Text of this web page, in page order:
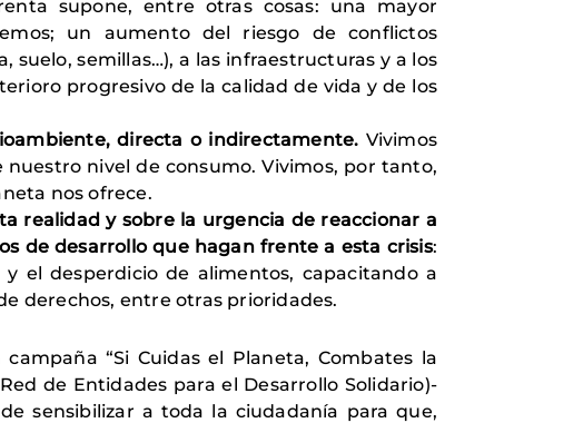
supone, entre otras cosas: una mayor
un aumento del riesgo de conflictos
suelo, semillas…), a las infraestructuras y a los
progresivo de la calidad de vida y de los
directa o indirectamente. Vivimos
nivel de consumo. Vivimos, por tanto,
nos ofrece.
realidad y sobre la urgencia de reaccionar a
de desarrollo que hagan frente a esta crisis:
el desperdicio de alimentos, capacitando a
derechos, entre otras prioridades.
“Si Cuidas el Planeta, Combates la
de Entidades para el Desarrollo Solidario)-
sensibilizar a toda la ciudadanía para que,